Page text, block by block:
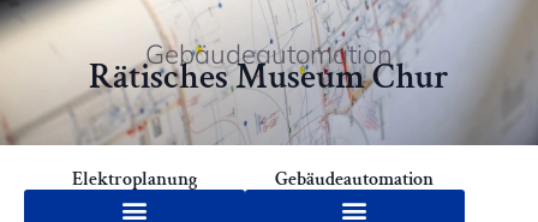
Gebäudeautomation
Rätisches Museum Chur
Elektroplanung Gebäudeautomation